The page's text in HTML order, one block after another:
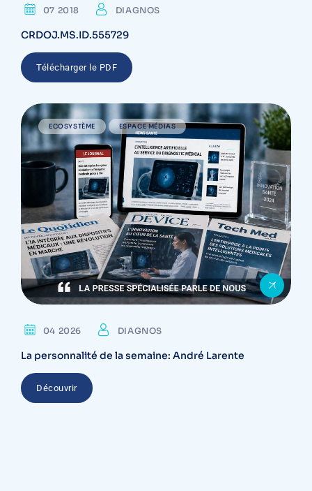
07 2018 DIAGNOS
CRDOJ.MS.ID.555729
Télécharger le PDF
ECOSYSTÈME ESPACE MÉDIAS
04 2026 DIAGNOS
La personnalité de la semaine: André Larente
Découvrir